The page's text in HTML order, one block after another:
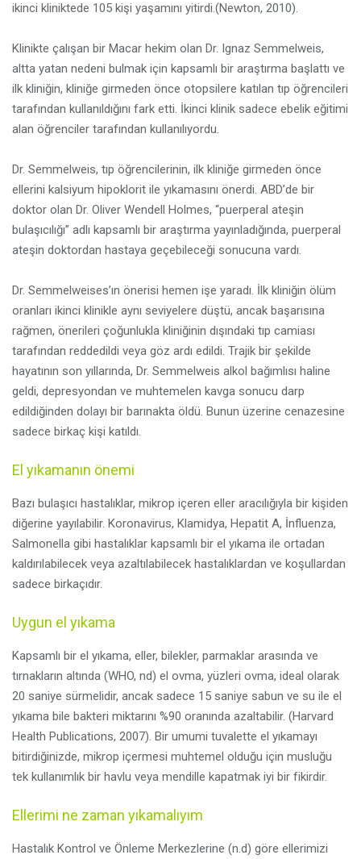
ikinci kliniktede 105 kişi yaşamını yitirdi.(Newton, 2010).
Klinikte çalışan bir Macar hekim olan Dr. Ignaz Semmelweis,
altta yatan nedeni bulmak için kapsamlı bir araştırma başlattı ve
ilk kliniğin, kliniğe girmeden önce otopsilere katılan tıp öğrencileri
tarafından kullanıldığını fark etti. İkinci klinik sadece ebelik eğitimi
alan öğrenciler tarafından kullanılıyordu.
Dr. Semmelweis, tıp öğrencilerinin, ilk kliniğe girmeden önce
ellerini kalsiyum hipoklorit ile yıkamasını önerdi. ABD’de bir
doktor olan Dr. Oliver Wendell Holmes, “puerperal ateşin
bulaşıcılığı” adlı kapsamlı bir araştırma yayınladığında, puerperal
ateşin doktordan hastaya geçebileceği sonucuna vardı.
Dr. Semmelweises’ın önerisi hemen işe yaradı. İlk kliniğin ölüm
oranları ikinci klinikle aynı seviyelere düştü, ancak başarısına
rağmen, önerileri çoğunlukla kliniğinin dışındaki tıp camiası
tarafından reddedildi veya göz ardı edildi. Trajik bir şekilde
hayatının son yıllarında, Dr. Semmelweis alkol bağımlısı haline
geldi, depresyondan ve muhtemelen kavga sonucu darp
edildiğinden dolayı bir barınakta öldü. Bunun üzerine cenazesine
sadece birkaç kişi katıldı.
El yıkamanın önemi
Bazı bulaşıcı hastalıklar, mikrop içeren eller aracılığıyla bir kişiden
diğerine yayılabilir. Koronavirus, Klamidya, Hepatit A, İnfluenza,
Salmonella gibi hastalıklar kapsamlı bir el yıkama ile ortadan
kaldırılabilecek veya azaltılabilecek hastalıklardan ve koşullardan
sadece birkaçıdır.
Uygun el yıkama
Kapsamlı bir el yıkama, eller, bilekler, parmaklar arasında ve
tırnakların altında (WHO, nd) el ovma, yüzleri ovma, ideal olarak
20 saniye sürmelidir, ancak sadece 15 saniye sabun ve su ile el
yıkama bile bakteri miktarını %90 oranında azaltabilir. (Harvard
Health Publications, 2007). Bir umumi tuvalette el yıkamayı
bitirdiğinizde, mikrop içermesi muhtemel olduğu için musluğu
tek kullanımlık bir havlu veya mendille kapatmak iyi bir fikirdir.
Ellerimi ne zaman yıkamalıyım
Hastalık Kontrol ve Önleme Merkezlerine (n.d) göre ellerimizi